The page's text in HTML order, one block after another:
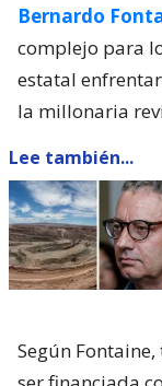
Bernardo
complejo para
estatal
la millonaria
Lee también...
Según